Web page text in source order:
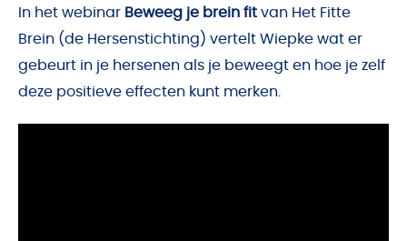
In het webinar Beweeg je brein fit van Het Fitte
Brein (de Hersenstichting) vertelt Wiepke wat er
gebeurt in je hersenen als je beweegt en hoe je zelf
deze positieve effecten kunt merken.